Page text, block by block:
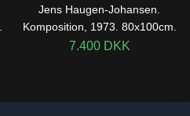
Jens Haugen-Johansen.
Komposition, 1973. 80x100cm.
7.400 DKK